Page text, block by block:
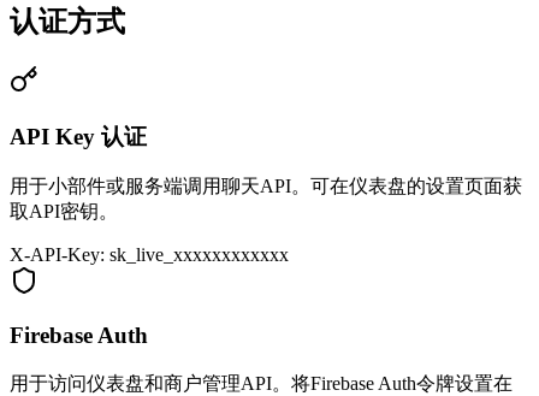
认证方式
API Key 认证
用于小部件或服务端调用聊天API。可在仪表盘的设置页面获
取API密钥。
X-API-Key: sk_live_xxxxxxxxxxxx
Firebase Auth
用于访问仪表盘和商户管理API。将Firebase Auth令牌设置在